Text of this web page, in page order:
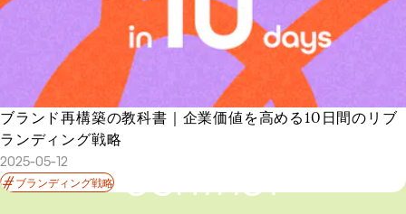
ブランド再構築の教科書｜企業価値を高める10日間のリブ
ランディング戦略
2025-05-12
ブランディング戦略 CONTACT